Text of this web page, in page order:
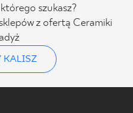
szukasz?
z ofertą Ceramiki
KALISZ